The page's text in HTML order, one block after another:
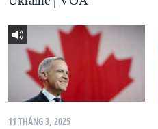
11 THÁNG 3, 2025